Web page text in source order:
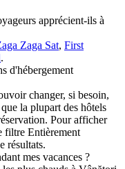
apprécient-ils à
Zaga Sat, First
.
d'hébergement
changer, si besoin,
la plupart des hôtels
Pour afficher
filtre Entièrement
résultats.
mes vacances ?